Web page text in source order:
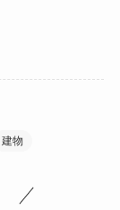
建物